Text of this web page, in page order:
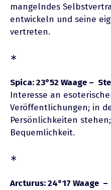
mangelndes
entwickeln und seine
vertreten.
∗
Spica: 23°52 Waage –
Interesse an
Veröffentlichungen; in
Persönlichkeiten
Bequemlichkeit.
∗
Arcturus: 24°17 Waage